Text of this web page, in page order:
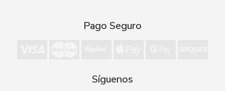
Pago Seguro
Síguenos